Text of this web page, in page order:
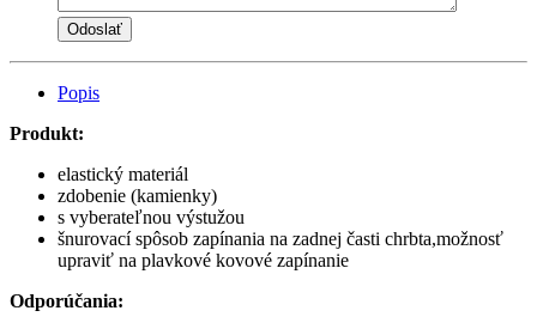
Popis
Produkt:
elastický materiál
zdobenie (kamienky)
s vyberateľnou výstužou
šnurovací spôsob zapínania na zadnej časti chrbta,možnosť
upraviť na plavkové kovové zapínanie
Odporúčania: